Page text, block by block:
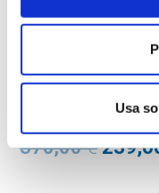
Usa
OCCHIALI DA
OCCHIALE DA SOLE
PR 17WS – VAU2Z1 –
tartarugato
370,00€